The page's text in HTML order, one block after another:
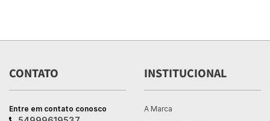
CONTATO
Entre em contato conosco
INSTITUCIONAL
A Marca